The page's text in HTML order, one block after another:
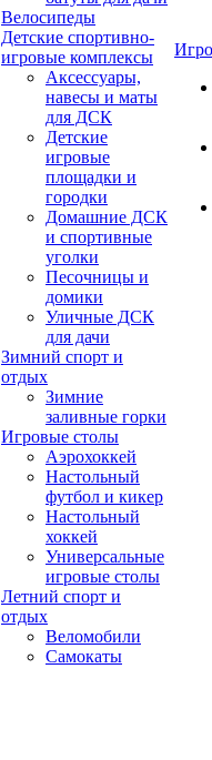
Велосипеды
Детские спортивно-
игровые комплексы
Аксессуары,
навесы и маты
для ДСК
Детские
игровые
площадки и
городки
Домашние ДСК
и спортивные
уголки
Песочницы и
домики
Уличные ДСК
для дачи
Зимний спорт и
отдых
Зимние
заливные горки
Игровые столы
Аэрохоккей
Настольный
футбол и кикер
Настольный
хоккей
Универсальные
игровые столы
Летний спорт и
отдых
Веломобили
Самокаты